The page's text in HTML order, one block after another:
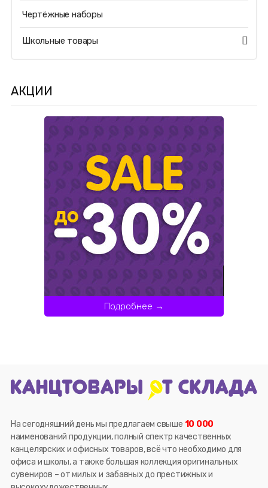
Чертёжные наборы
Школьные товары
АКЦИИ
Подробнее →
На сегодняшний день мы предлагаем свыше 10 000
наименований продукции, полный спектр качественных
канцелярских и офисных товаров, всё что необходимо для
офиса и школы, а также большая коллекция оригинальных
сувениров – от милых и забавных до престижных и